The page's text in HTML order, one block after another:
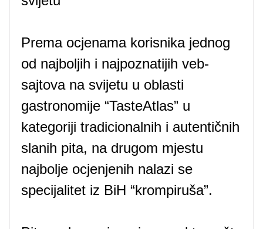
Prema ocjenama korisnika jednog
od najboljih i najpoznatijih veb-
sajtova na svijetu u oblasti
gastronomije “TasteAtlas” u
kategoriji tradicionalnih i autentičnih
slanih pita, na drugom mjestu
najbolje ocjenjenih nalazi se
specijalitet iz BiH “krompiruša”.